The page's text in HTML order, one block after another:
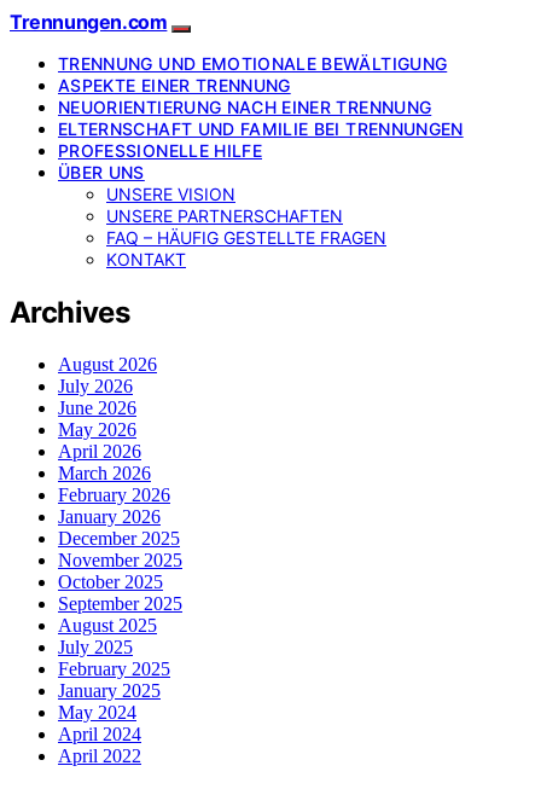
Trennungen.com
TRENNUNG UND EMOTIONALE BEWÄLTIGUNG
ASPEKTE EINER TRENNUNG
NEUORIENTIERUNG NACH EINER TRENNUNG
ELTERNSCHAFT UND FAMILIE BEI TRENNUNGEN
PROFESSIONELLE HILFE
ÜBER UNS
UNSERE VISION
UNSERE PARTNERSCHAFTEN
FAQ – HÄUFIG GESTELLTE FRAGEN
KONTAKT
Archives
August 2026
July 2026
June 2026
May 2026
April 2026
March 2026
February 2026
January 2026
December 2025
November 2025
October 2025
September 2025
August 2025
July 2025
February 2025
January 2025
May 2024
April 2024
April 2022